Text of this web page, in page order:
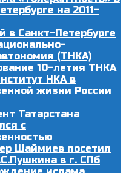
на 2011-
в Санкт-Петербурге
(ТНКА)
10-летия ТНКА
НКА в
жизни России
Татарстана
с
Шаймиев посетил
в г. СПб